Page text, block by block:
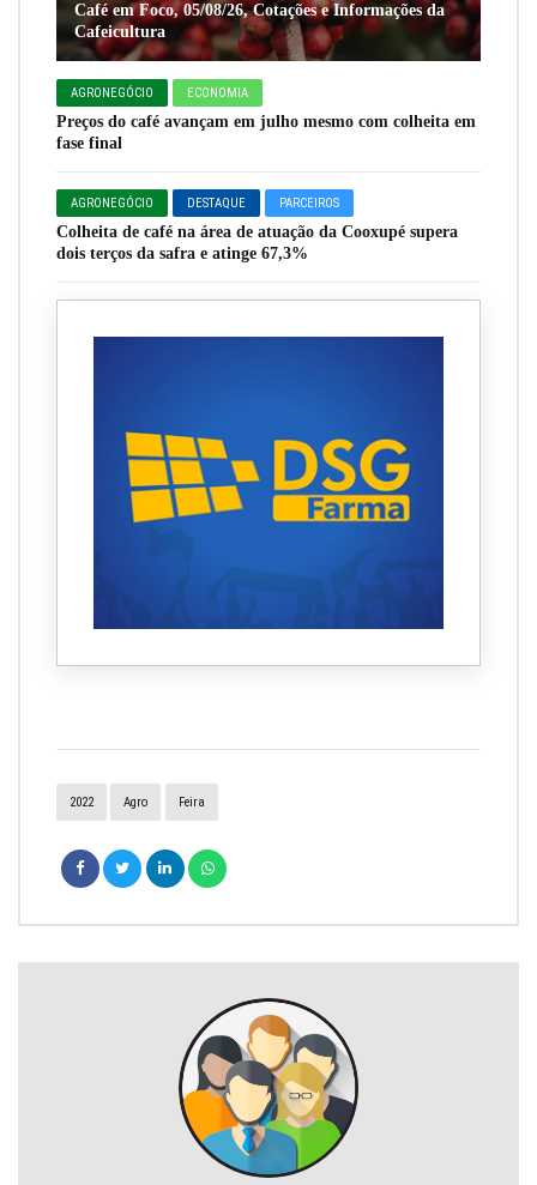
Café em Foco, 05/08/26, Cotações e Informações da
Cafeicultura
AGRONEGÓCIO ECONOMIA
Preços do café avançam em julho mesmo com colheita em
fase final
AGRONEGÓCIO DESTAQUE PARCEIROS
Colheita de café na área de atuação da Cooxupé supera
dois terços da safra e atinge 67,3%
2022 Agro Feira